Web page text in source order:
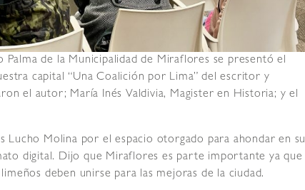
de la Municipalidad de Miraflores se presentó el
capital “Una Coalición por Lima” del escritor y
el autor; María Inés Valdivia, Magister en Historia; y el
Lucho Molina por el espacio otorgado para ahondar en su
digital. Dijo que Miraflores es parte importante ya que
deben unirse para las mejoras de la ciudad.